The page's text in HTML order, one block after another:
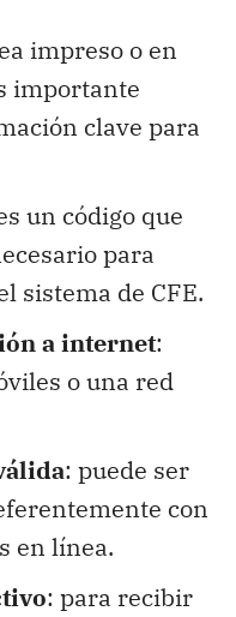
impreso o en
importante
clave para
un código que
para
sistema de CFE.
a internet:
o una red
: puede ser
con
en línea.
: para recibir